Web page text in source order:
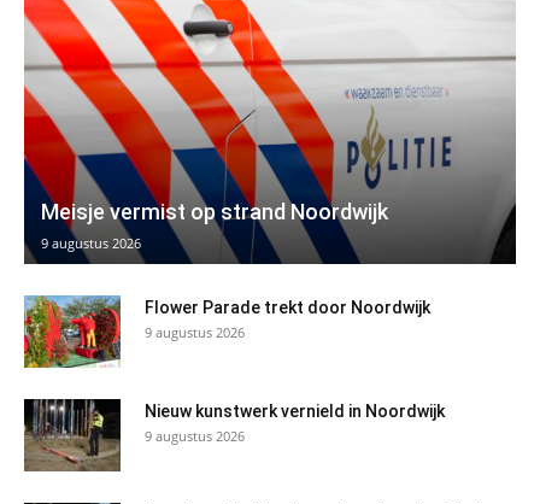
Meisje vermist op strand Noordwijk
9 augustus 2026
Flower Parade trekt door Noordwijk
9 augustus 2026
Nieuw kunstwerk vernield in Noordwijk
9 augustus 2026